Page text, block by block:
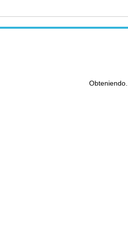
Obteniendo...